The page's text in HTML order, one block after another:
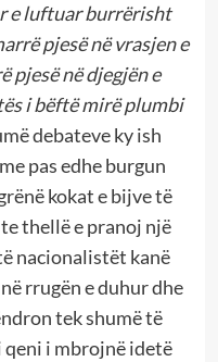
e luftuar burrërisht
pjesë në vrasjen e
pjesë në djegjën e
i bëftë mirë plumbi
debateve ky ish
pas edhe burgun
kokat e bijve të
thellë e pranoj një
nacionalistët kanë
rrugën e duhur dhe
tek shumë të
i mbrojnë idetë